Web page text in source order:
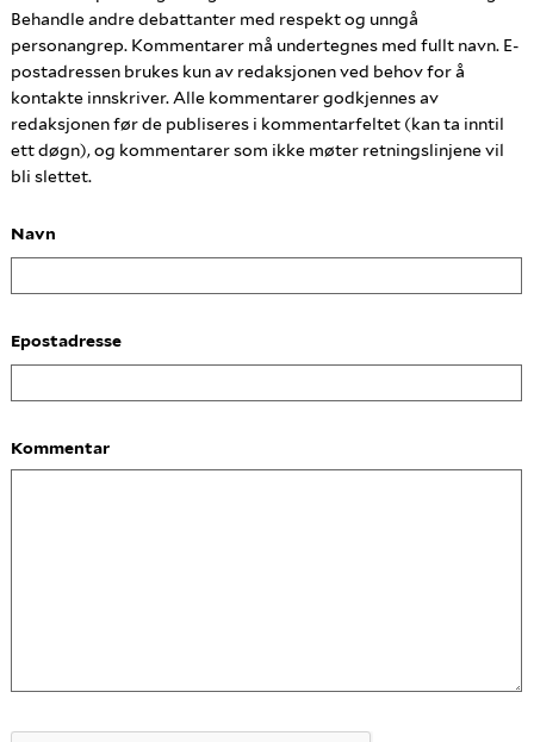
Behandle andre debattanter med respekt og unngå
personangrep. Kommentarer må undertegnes med fullt navn. E-
postadressen brukes kun av redaksjonen ved behov for å
kontakte innskriver. Alle kommentarer godkjennes av
redaksjonen før de publiseres i kommentarfeltet (kan ta inntil
ett døgn), og kommentarer som ikke møter retningslinjene vil
bli slettet.
Navn
Epostadresse
Kommentar